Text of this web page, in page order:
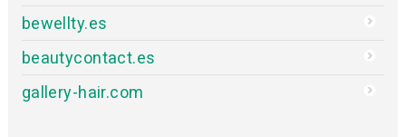
bewellty.es
beautycontact.es
gallery-hair.com